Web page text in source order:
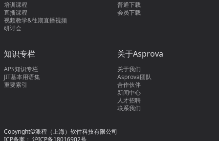
培训课程
直播课程
视频教学&往期直播视频
研讨会
普通下载
会员下载
知识专栏
APS知识专栏
JIT基本用语集
重要索引
关于Asprova
关于我们
Asprova团队
合作伙伴
新闻中心
人才招聘
联系我们
Copyright©派程（上海）软件科技有限公司
ICP备案： 沪ICP备18016902号